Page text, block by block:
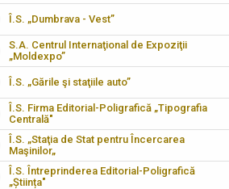
Î.S. „Dumbrava - Vest”
S.A. Centrul Internaţional de Expoziţii
„Moldexpo”
Î.S. „Gările şi staţiile auto”
Î.S. Firma Editorial-Poligrafică „Tipografia
Centrală"
Î.S. „Staţia de Stat pentru Încercarea
Maşinilor„
Î.S. Întreprinderea Editorial-Poligrafică
„Știința"